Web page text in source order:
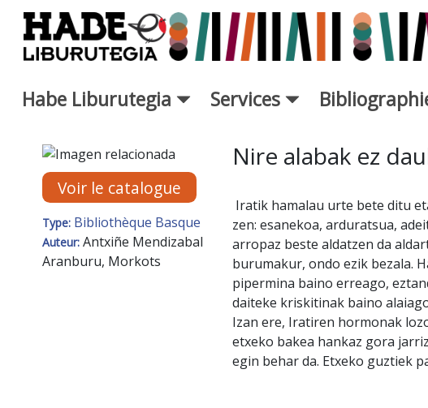
Saut au contenu principal
Habe Liburutegia Services
Fiche de Nouveaux Livres -
Voir le catalogue
Type: Bibliothèque Basque
Auteur: Antxiñe Mendizabal
Aranburu, Morkots
Nire alabak ez
Iratik hamalau urte bete ditu
zen: esanekoa, arduratsua,
arropaz beste aldatzen da
burumakur, ondo ezik bezala.
pipermina baino erreago,
daiteke kriskitinak baino
Izan ere, Iratiren hormonak
etxeko bakea hankaz gora
egin behar da. Etxeko guztiek